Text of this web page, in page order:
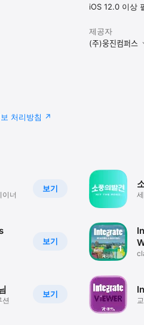
iOS 12.0 이상
제공자
(주)웅진컴퍼스
처리방침
보기
너
보기
보기
션